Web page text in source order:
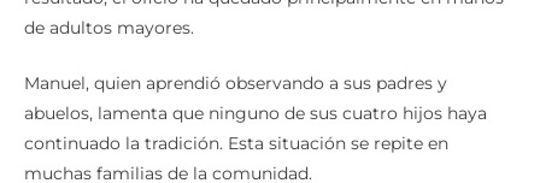
de adultos mayores.
Manuel, quien aprendió observando a sus padres y
abuelos, lamenta que ninguno de sus cuatro hijos haya
continuado la tradición. Esta situación se repite en
muchas familias de la comunidad.